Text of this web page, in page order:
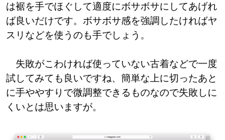
は裾を手でほぐして適度にボサボサにしてあげれ
ば良いだけです。ボサボサ感を強調したければヤ
スリなどを使うのも手でしょう。
失敗がこわければ使っていない古着などで一度
試してみても良いですね、簡単な上に切ったあと
に手ややすりで微調整できるものなので失敗しに
くいとは思いますが。